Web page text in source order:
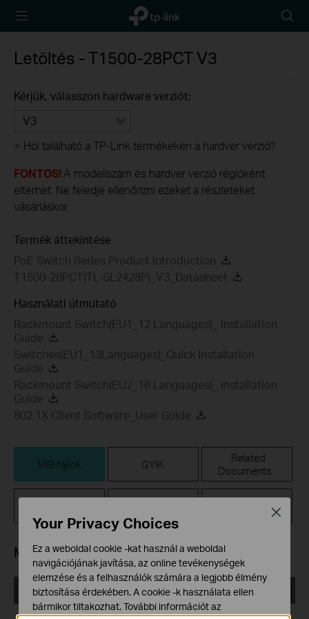
TP-Link,
Reliably
icon
Letöltés -T1500-28PCTV3
Kérjük, válasszon hardware verziót:
V3
> Hol található a TP-Link termékeken a hardver verzió?
FONTOS!:A modellszám és hardver verzió régióként
eltérhet. Ne feledje ellenőrizni ezeket a részleteket
vásárláskor.
Termék áttekintése
PoE Switch Series Product Introduction
T1500-28PCT(TL-SL2428P)_V3_Datasheet
Használati útmutató
Rackmount Switch(EU1_12 Languages)_ Installation
Guide
Switches(EU1_13Languages)_Quick Installation
Guide
Rackmount Switch(EU2_16 Languages)_ Installation
Guide
802.1X Client Software_User Guide
MIB fájlok GYIK
Related
Documents
Emulátorok
MIB fájlok
T1500-28PCT(UN)_V3_MIB_20180530
Your Privacy Choices
Ez a weboldal cookie -kat használ a weboldal
navigációjának javítása, az online tevékenységek
elemzése és a felhasználók számára a legjobb élmény
biztosítása érdekében. A cookie -k használata ellen
bármikor tiltakozhat. További információt az
Close